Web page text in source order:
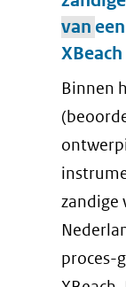
van
XBeach
Binnen
zandige
proces-